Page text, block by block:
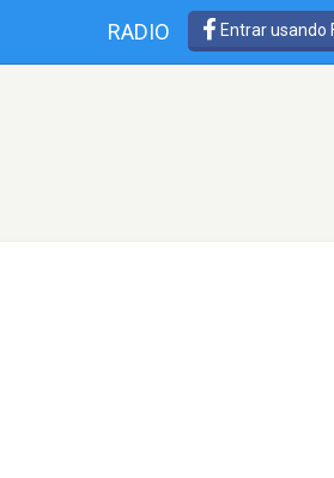
RADIO Entrar usando